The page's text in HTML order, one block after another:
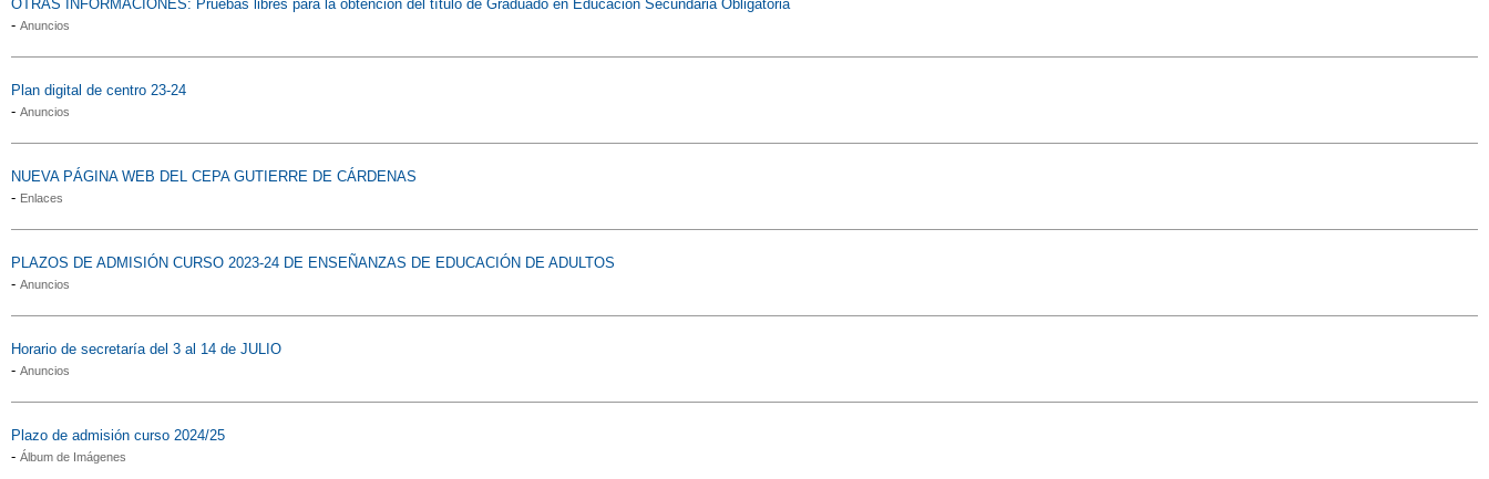
OTRAS INFORMACIONES: Pruebas libres para la obtención del título de Graduado en Educación Secundaria Obligatoria
- Anuncios
Plan digital de centro 23-24
- Anuncios
NUEVA PÁGINA WEB DEL CEPA GUTIERRE DE CÁRDENAS
- Enlaces
PLAZOS DE ADMISIÓN CURSO 2023-24 DE ENSEÑANZAS DE EDUCACIÓN DE ADULTOS
- Anuncios
Horario de secretaría del 3 al 14 de JULIO
- Anuncios
Plazo de admisión curso 2024/25
- Álbum de Imágenes